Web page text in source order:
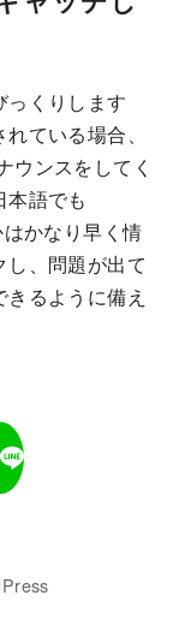
っくりします
ている場合、
ウンスをしてく
語でも
かなり早く情
、問題が出て
るように備え